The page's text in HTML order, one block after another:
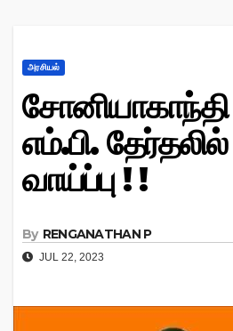
அரசியல்
எம்.பி.
வாய்ப்பு ! !
By RENGANATHAN P
JUL 22, 2023